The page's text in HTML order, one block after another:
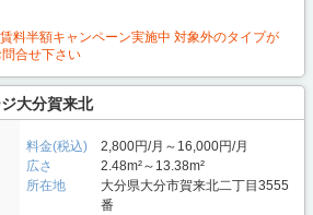
料半額キャンペーン実施中 対象外のタイプが
合せ下さい
大分賀来北
料金(税込)
2,800円/月～16,000円/月
広さ
2.48m²～13.38m²
所在地
大分県大分市賀来北二丁目3555
番